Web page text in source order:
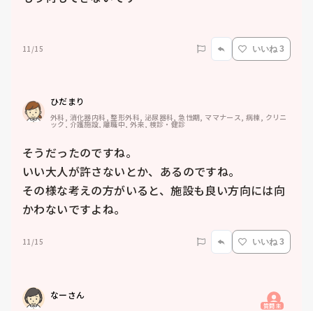
11/15 いいね 3
ひだまり
外科, 消化器内科, 整形外科, 泌尿器科, 急性期, ママナース, 病棟, クリニ
ック, 介護施設, 離職中, 外来, 検診・健診
そうだったのですね。
いい大人が許さないとか、あるのですね。
その様な考えの方がいると、施設も良い方向には向
かわないですよね。
11/15 いいね 3
なーさん
質問主